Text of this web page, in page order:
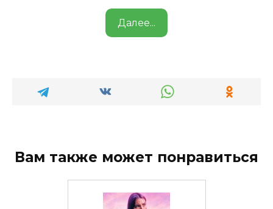
Далее...
Вам также может понравиться